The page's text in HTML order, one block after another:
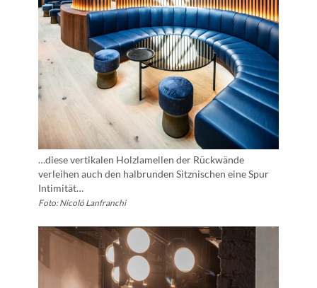
…diese vertikalen Holzlamellen der Rückwände
verleihen auch den halbrunden Sitznischen eine Spur
Intimität…
Foto: Nicoló Lanfranchi